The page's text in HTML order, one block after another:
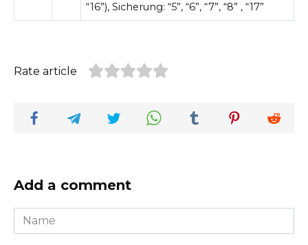
“16”), Sicherung: “5”, “6”, “7”, “8” , “17”
Rate article
Add a comment
Name
*